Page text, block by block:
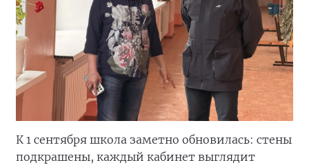
К 1 сентября школа заметно обновилась: стены
подкрашены, каждый кабинет выглядит